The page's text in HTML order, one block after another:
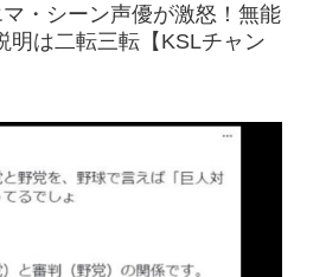
・シーン声優が激怒！無能
明は二転三転【KSLチャン